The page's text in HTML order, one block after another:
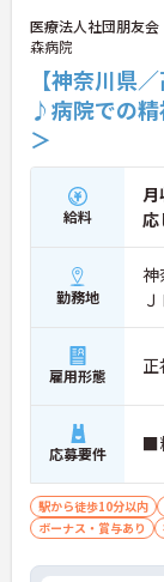
医療法人社団朋友
森病院
【神奈川県
♪病院での精
＞
給料
月
応
勤務地
神
雇用形態
応募要件 ■
駅から徒歩10分以内
ボーナス・賞与あり